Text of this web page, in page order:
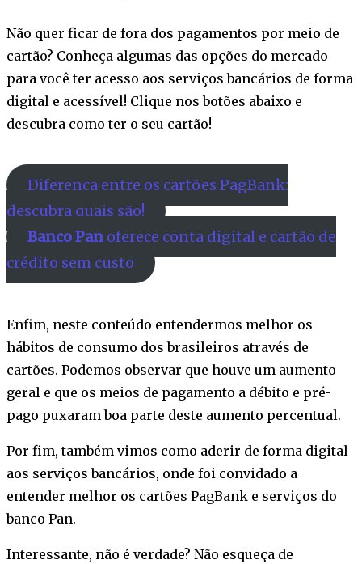
Não quer ficar de fora dos pagamentos por meio de
cartão? Conheça algumas das opções do mercado
para você ter acesso aos serviços bancários de forma
digital e acessível! Clique nos botões abaixo e
descubra como ter o seu cartão!
Diferença entre os cartões PagBank:
descubra quais são!
Banco Panoferece conta digital e cartão de
crédito sem custo
Enfim, neste conteúdo entendermos melhor os
hábitos de consumo dos brasileiros através de
cartões. Podemos observar que houve um aumento
geral e que os meios de pagamento a débito e pré-
pago puxaram boa parte deste aumento percentual.
Por fim, também vimos como aderir de forma digital
aos serviços bancários, onde foi convidado a
entender melhor os cartões PagBank e serviços do
banco Pan.
Interessante, não é verdade? Não esqueça de